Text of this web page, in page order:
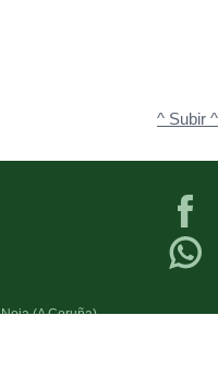
^ Subir ^
(A Coruña)